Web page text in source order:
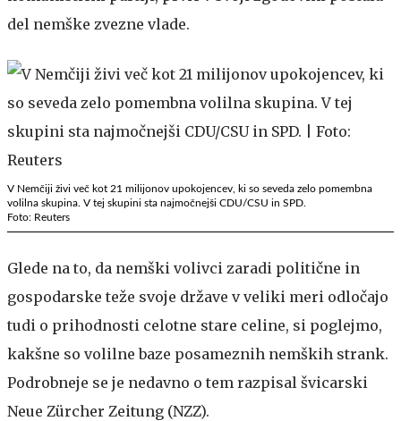
del nemške zvezne vlade.
V Nemčiji živi več kot 21 milijonov upokojencev, ki so seveda zelo pomembna
volilna skupina. V tej skupini sta najmočnejši CDU/CSU in SPD.
Foto: Reuters
Glede na to, da nemški volivci zaradi politične in
gospodarske teže svoje države v veliki meri odločajo
tudi o prihodnosti celotne stare celine, si poglejmo,
kakšne so volilne baze posameznih nemških strank.
Podrobneje se je nedavno o tem razpisal švicarski
Neue Zürcher Zeitung (NZZ).